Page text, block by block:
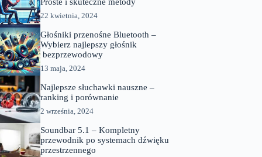
22 kwietnia, 2024
Głośniki przenośne Bluetooth –
Wybierz najlepszy głośnik
bezprzewodowy
13 maja, 2024
Najlepsze słuchawki nauszne –
ranking i porównanie
2 września, 2024
Soundbar 5.1 – Kompletny
przewodnik po systemach dźwięku
przestrzennego